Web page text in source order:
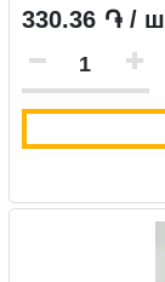
330.36 ֏ /